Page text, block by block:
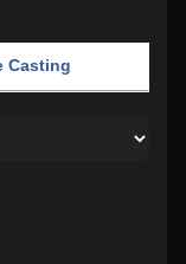
Casting